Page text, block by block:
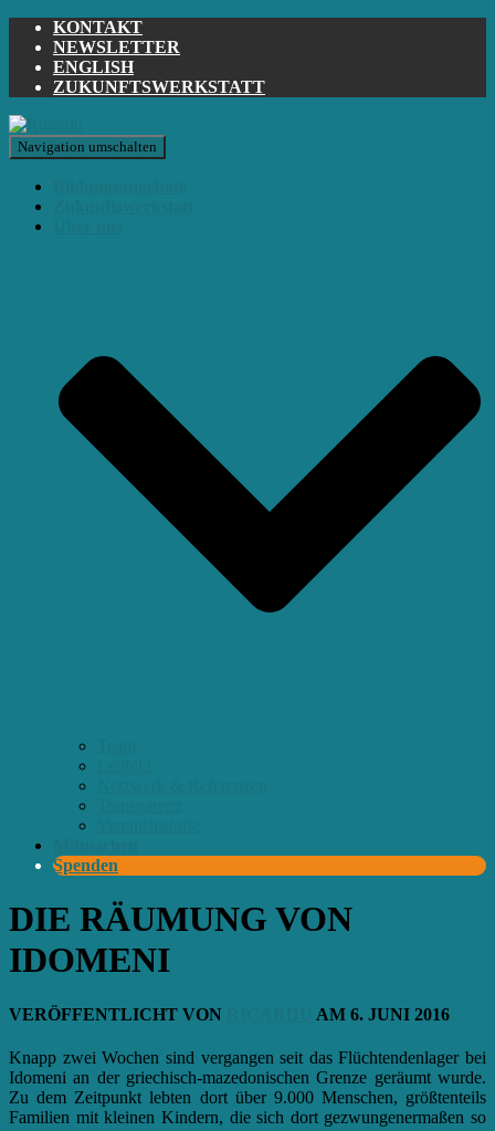
KONTAKT
NEWSLETTER
ENGLISH
ZUKUNFTSWERKSTATT
Navigation umschalten
Spenden
DIE RÄUMUNG VON
IDOMENI
VERÖFFENTLICHT VON AM 6. JUNI 2016
Knapp zwei Wochen sind vergangen seit das Flüchtendenlager bei
Idomeni an der griechisch-mazedonischen Grenze geräumt wurde.
Zu dem Zeitpunkt lebten dort über 9.000 Menschen, größtenteils
Familien mit kleinen Kindern, die sich dort gezwungenermaßen so